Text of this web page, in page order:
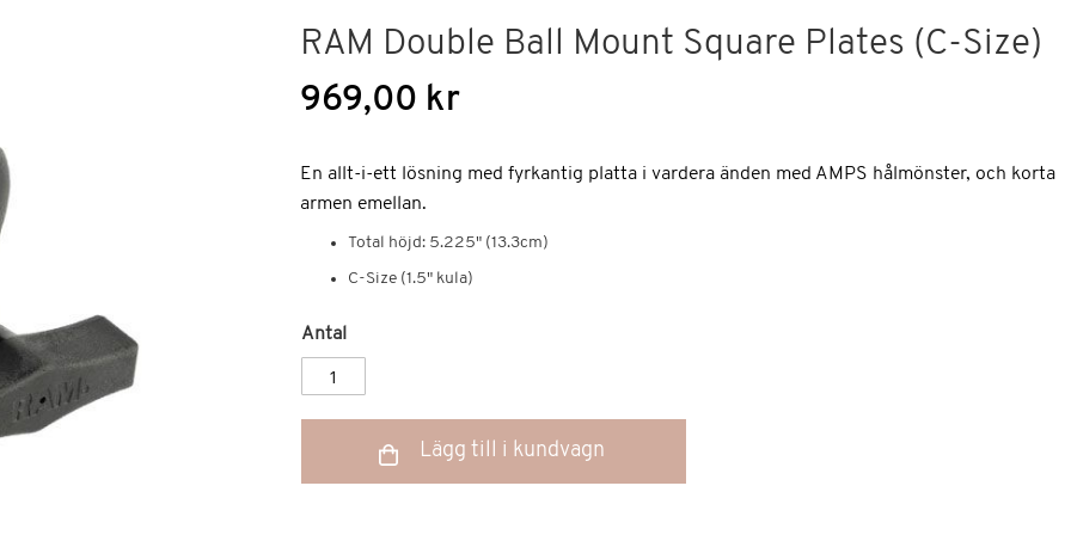
RAM Double Ball Mount Square Plates (C-Size)
969,00 kr
En allt-i-ett lösning med fyrkantig platta i vardera änden med AMPS hålmönster, och korta
armen emellan.
Total höjd: 5.225" (13.3cm)
C-Size (1.5" kula)
Antal
Lägg till i kundvagn